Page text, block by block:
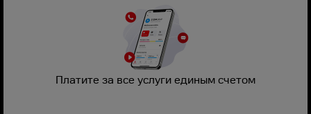
Платите за все услуги единым счетом